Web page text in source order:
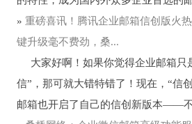
» 重磅喜讯！腾讯企业邮箱信创版火
键升级毫不费劲，桑...
大家好啊！如果你觉得企业邮箱只
信”，那可就大错特错了！现在，“信
邮箱也开启了自己的信创新版本——